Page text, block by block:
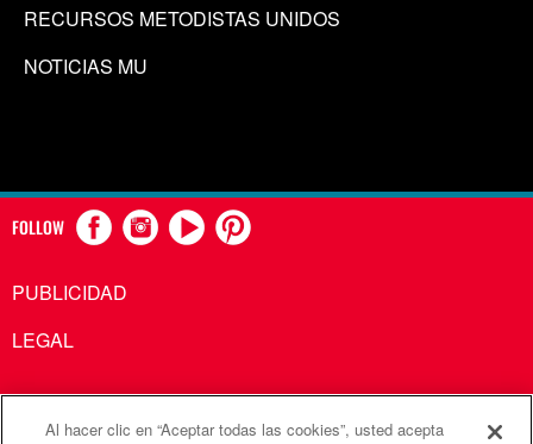
RECURSOS METODISTAS UNIDOS
NOTICIAS MU
FOLLOW
PUBLICIDAD
LEGAL
Al hacer clic en “Aceptar todas las cookies”, usted acepta